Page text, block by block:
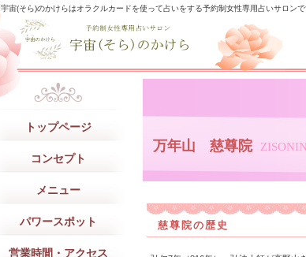
宇宙(そら)のかけらはオラクルカードを使って占いをする予約制女性専用占いサロンで
万年山 慈尊院 ZISONIN
慈尊院の歴史
トップページ
コンセプト
メニュー
パワースポット
営業時間・アクセス